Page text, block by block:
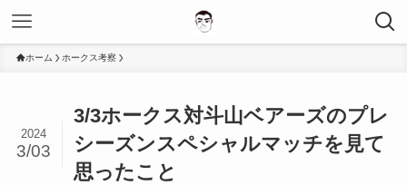
ホーム ホークス考察
3/3ホークス対斗山ベアーズのプレ
シーズンスペシャルマッチを見て
思ったこと
2024
3/03